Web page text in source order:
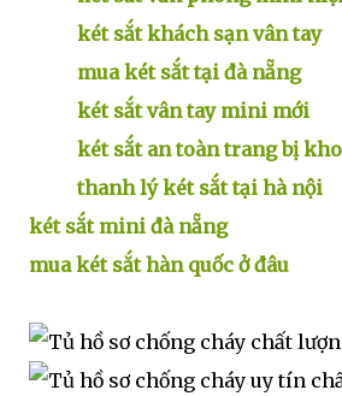
két sắt khách sạn vân tay
mua két sắt tại đà nẵng
két sắt vân tay mini mới
két sắt an toàn trang bị
thanh lý két sắt tại hà nội
két sắt mini đà nẵng
mua két sắt hàn quốc ở đâu